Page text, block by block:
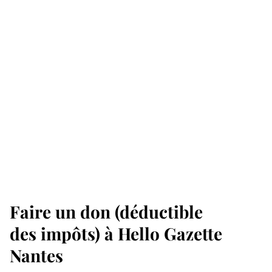
Faire un don (déductible
des impôts) à Hello Gazette
Nantes